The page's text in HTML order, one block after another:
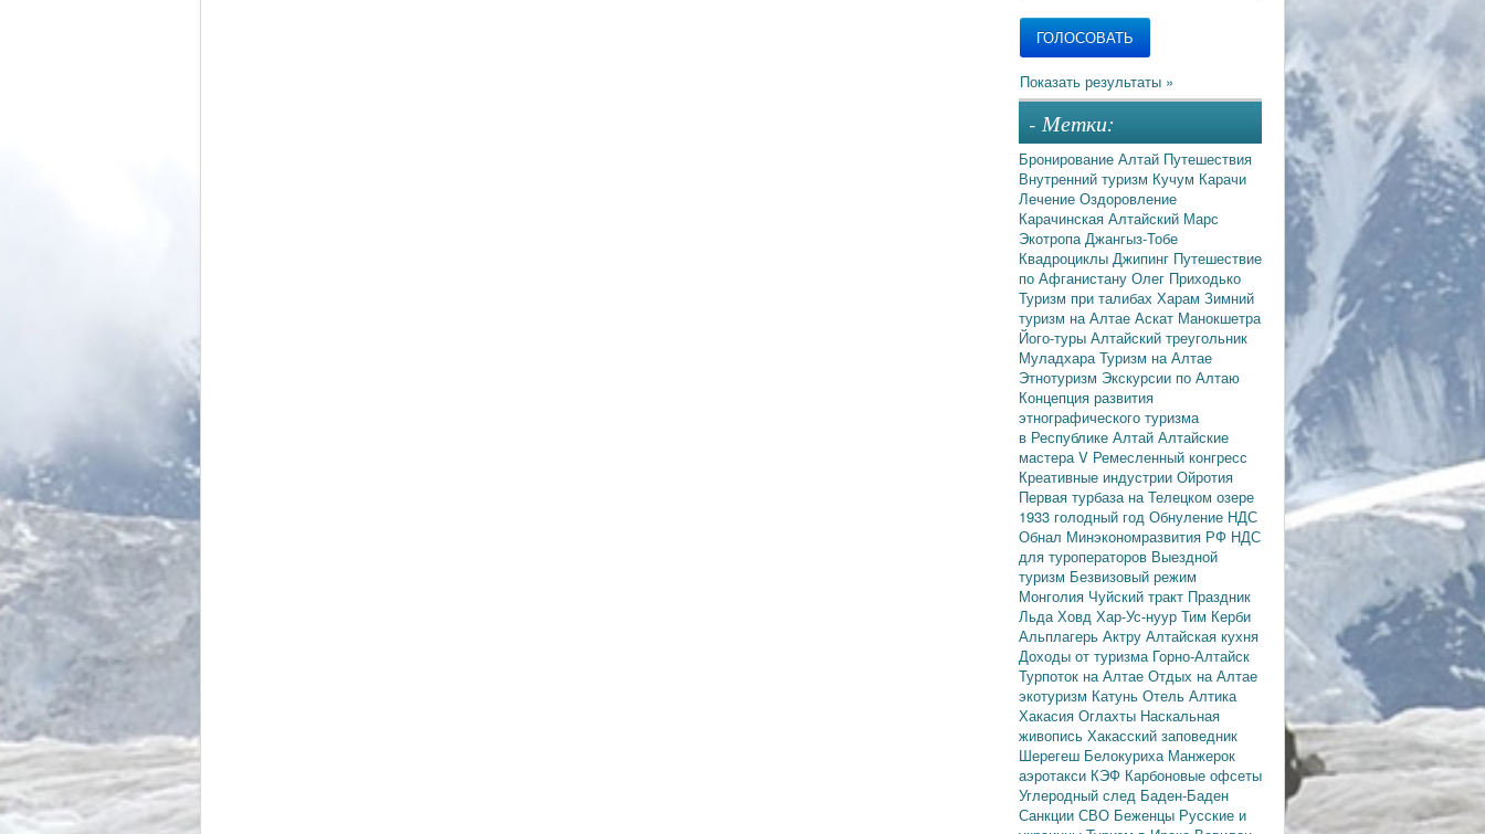
- Метки:
Бронирование Алтай Путешествия
Внутренний туризм Кучум Карачи
Лечение Оздоровление
Карачинская Алтайский Марс
ЭкотропаДжангыз-Тобе
Квадроциклы Джипинг Путешествие
по Афганистану Олег Приходько
Туризм при талибах Харам Зимний
туризм на Алтае Аскат Манокшетра
Його-туры Алтайский треугольник
МуладхараТуризм на Алтае
Этнотуризм Экскурсии по Алтаю
Концепция развития
этнографического туризма
в Республике Алтай Алтайские
мастераV Ремесленный конгресс
Креативные индустрии Ойротия
Первая турбаза на Телецком озере
1933 голодный год Обнуление НДС
Обнал Минэкономразвития РФ НДС
для туроператоров Выездной
туризм Безвизовый режим
Монголия Чуйский тракт Праздник
ЛьдаХовд Хар-Ус-нуур Тим Керби
Альплагерь Актру Алтайская кухня
Доходы от туризма Горно-Алтайск
Турпоток на Алтае Отдых на Алтае
экотуризм Катунь Отель Алтика
Хакасия Оглахты Наскальная
живопись Хакасский заповедник
Шерегеш Белокуриха Манжерок
аэротакси КЭФ Карбоновые офсеты
Углеродный след Баден-Баден
Санкции СВО Беженцы Русские и